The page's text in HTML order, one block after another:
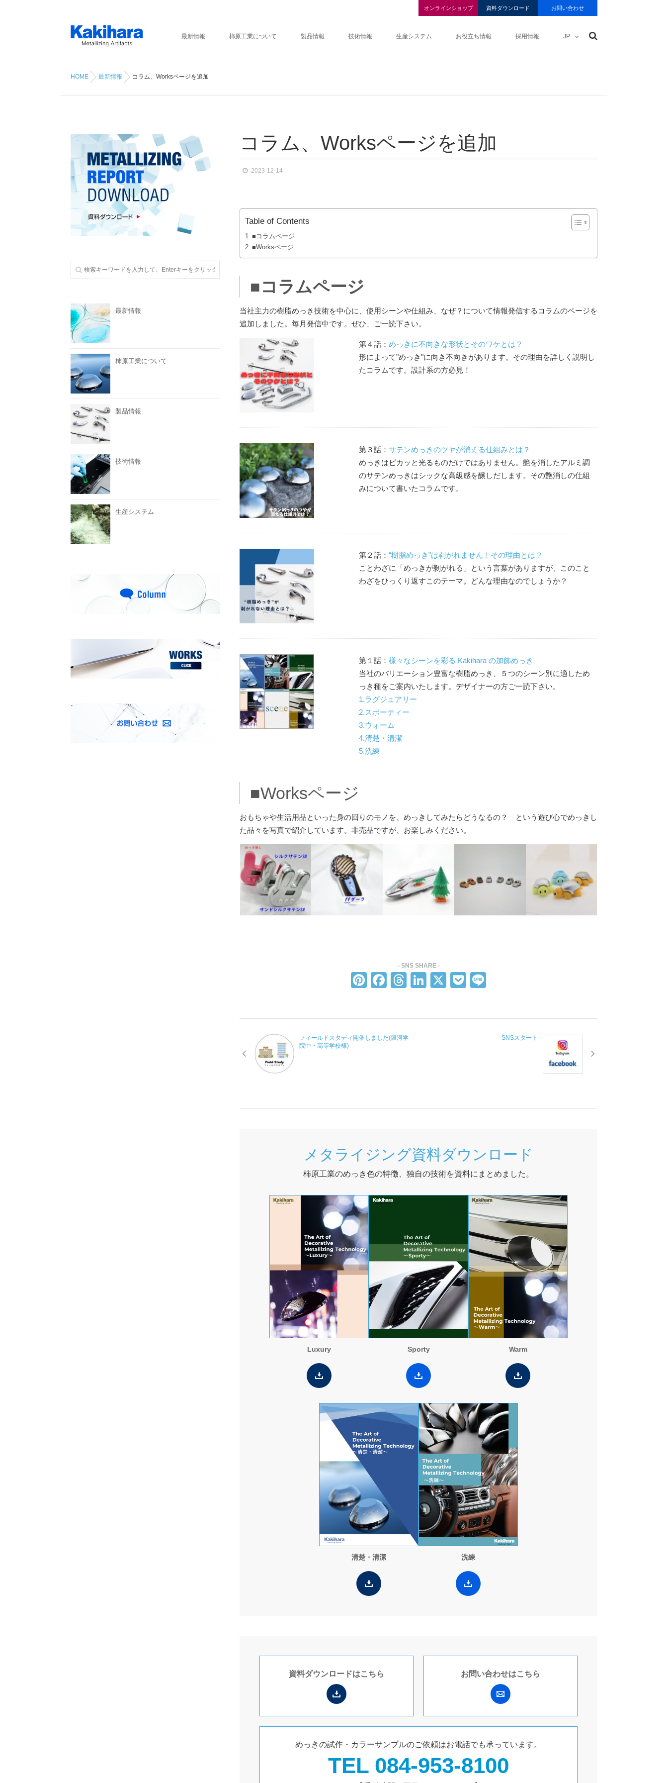
オンラインショップ 資料ダウンロード お問い合わせ
最新情報 柿原工業について 製品情報 技術情報 生産システム お役立ち情報 採用情報 JP
HOME 最新情報 コラム、Worksページを追加
コ ラ ム、 Worksページを追加
2023-12-14
Table of Contents
■コラムページ
■Worksページ
■コラムページ
当社主力の樹脂めっき技術を中心に、使用シーンや仕組み、なぜ？について情報発信するコラムのページを
追加しました。毎月発信中です。ぜひ、ご一読下さい。
第４話： めっきに不向きな形状とそのワケとは？
形によって"めっき"に向き不向きがあります。その理由を詳しく説明し
たコラムです。設計系の方必見！
第３話： サテンめっきのツヤが消える仕組みとは？
めっきはピカッと光るものだけではありません。艶を消したアルミ調
のサテンめっきはシックな高級感を醸しだします。その艶消しの仕組
みについて書いたコラムです。
第２話： “樹脂めっき”は剥がれません！その理由とは？
ことわざに「めっきが剝がれる」という言葉がありますが、このこと
わざをひっくり返すこのテーマ。どんな理由なのでしょうか？
第１話： 様々なシーンを彩る Kakihara の加飾めっき
当社のバリエーション豊富な樹脂めっき、５つのシーン別に適しため
っき種をご案内いたします。デザイナーの方ご一読下さい。
1.ラグジュアリー
2.スポーティー
3.ウォーム
4.清楚・清潔
5.洗練
■Worksページ
おもちゃや生活用品といった身の回りのモノを、めっきしてみたらどうなるの？ という遊び心でめっきし
た品々を写真で紹介しています。非売品ですが、お楽しみください。
Pi
st
F
b
T
Li
X
P
フィールドスタディ開催しました(銀河学
院中・高等学校様)
SNSスタート
メタライジング資料ダウンロード
柿原工業のめっき色の特徴、独自の技術を資料にまとめました。
Luxury Sporty Warm
清楚・清潔 洗練
資料ダウンロードはこちら お問い合わせはこちら
めっきの試作・カラーサンプルのご依頼はお電話でも承っています。
TEL 084-953-8100
最新情報
柿原工業について
製品情報
技術情報
生産システム